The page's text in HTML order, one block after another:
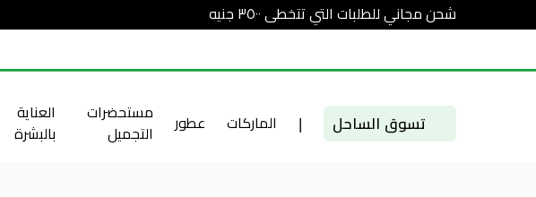
شحن مجاني للطلبات التي تتخطى ٣٥٠٠ جنيه
تسوق الساحل | الماركات عطور
مستحضرات
التجميل
العناية
بالبشرة